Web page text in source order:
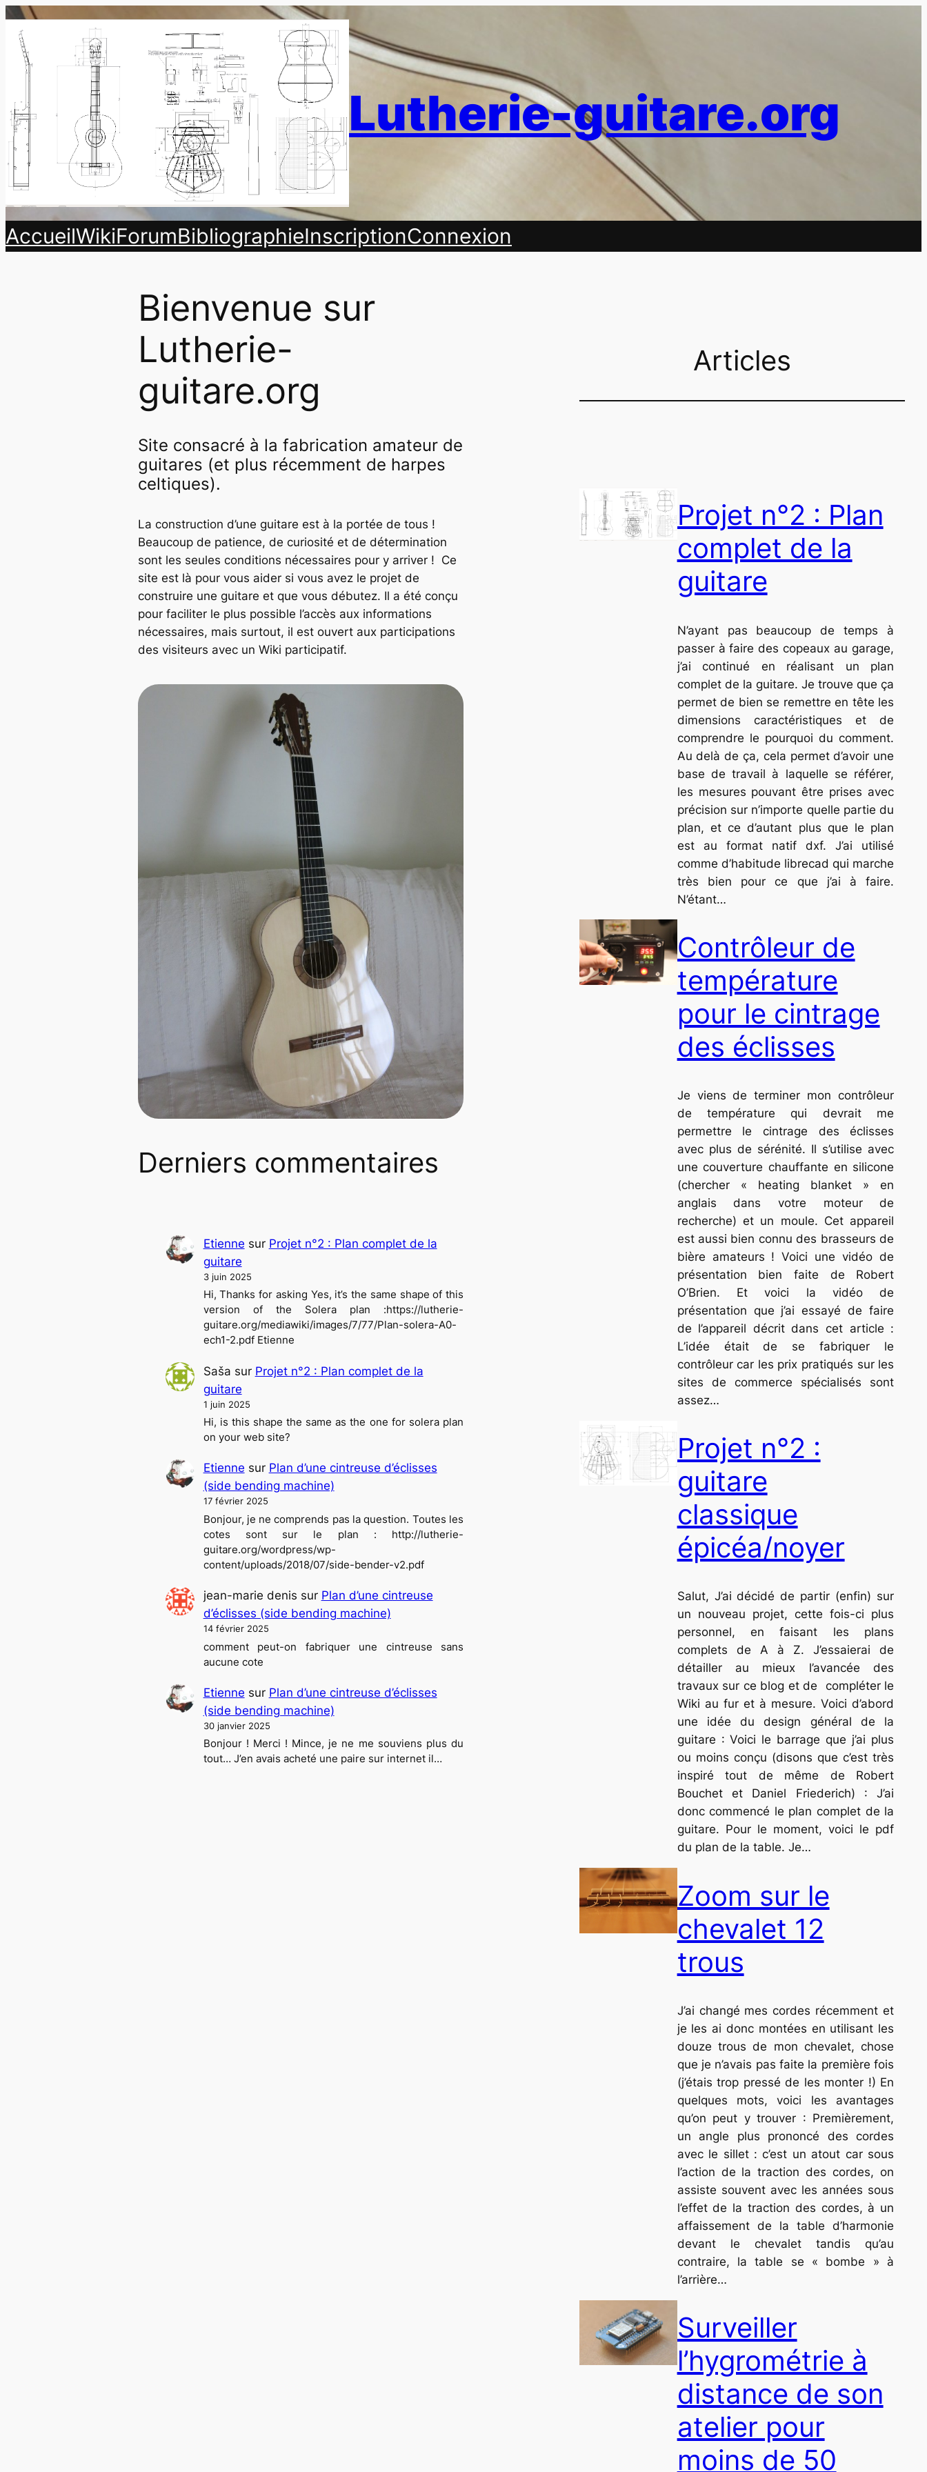
Lutherie-guitare.org
AccueilWikiForumBibliographieInscriptionConnexion
Bienvenue sur
Lutherie-
guitare.org
Site consacré à la fabrication amateur de
guitares (et plus récemment de harpes
celtiques).
La construction d’une guitare est à la portée de tous !
Beaucoup de patience, de curiosité et de détermination
sont les seules conditions nécessaires pour y arriver ! Ce
site est là pour vous aider si vous avez le projet de
construire une guitare et que vous débutez. Il a été conçu
pour faciliter le plus possible l’accès aux informations
nécessaires, mais surtout, il est ouvert aux participations
des visiteurs avec un Wiki participatif.
Derniers commentaires
Etienne sur Projet n°2 : Plan complet de la
guitare
3 juin 2025
Hi, Thanks for asking Yes, it’s the same shape of this
version of the Solera plan :https://lutherie-
guitare.org/mediawiki/images/7/77/Plan-solera-A0-
ech1-2.pdf Etienne
Saša sur Projet n°2 : Plan complet de la
guitare
1 juin 2025
Hi, is this shape the same as the one for solera plan
on your web site?
Etienne sur Plan d’une cintreuse d’éclisses
(side bending machine)
17 février 2025
Bonjour, je ne comprends pas la question. Toutes les
cotes sont sur le plan : http://lutherie-
guitare.org/wordpress/wp-
content/uploads/2018/07/side-bender-v2.pdf
jean-marie denis sur Plan d’une cintreuse
d’éclisses (side bending machine)
14 février 2025
comment peut-on fabriquer une cintreuse sans
aucune cote
Etienne sur Plan d’une cintreuse d’éclisses
(side bending machine)
30 janvier 2025
Bonjour ! Merci ! Mince, je ne me souviens plus du
tout… J’en avais acheté une paire sur internet il…
Articles
Projet n°2 : Plan
complet de la
guitare
N’ayant pas beaucoup de temps à
passer à faire des copeaux au garage,
j’ai continué en réalisant un plan
complet de la guitare. Je trouve que ça
permet de bien se remettre en tête les
dimensions caractéristiques et de
comprendre le pourquoi du comment.
Au delà de ça, cela permet d’avoir une
base de travail à laquelle se référer,
les mesures pouvant être prises avec
précision sur n’importe quelle partie du
plan, et ce d’autant plus que le plan
est au format natif dxf. J’ai utilisé
comme d’habitude librecad qui marche
très bien pour ce que j’ai à faire.
N’étant…
Contrôleur de
température
pour le cintrage
des éclisses
Je viens de terminer mon contrôleur
de température qui devrait me
permettre le cintrage des éclisses
avec plus de sérénité. Il s’utilise avec
une couverture chauffante en silicone
(chercher « heating blanket » en
anglais dans votre moteur de
recherche) et un moule. Cet appareil
est aussi bien connu des brasseurs de
bière amateurs ! Voici une vidéo de
présentation bien faite de Robert
O’Brien. Et voici la vidéo de
présentation que j’ai essayé de faire
de l’appareil décrit dans cet article :
L’idée était de se fabriquer le
contrôleur car les prix pratiqués sur les
sites de commerce spécialisés sont
assez…
Projet n°2 :
guitare
classique
épicéa/noyer
Salut, J’ai décidé de partir (enfin) sur
un nouveau projet, cette fois-ci plus
personnel, en faisant les plans
complets de A à Z. J’essaierai de
détailler au mieux l’avancée des
travaux sur ce blog et de compléter le
Wiki au fur et à mesure. Voici d’abord
une idée du design général de la
guitare : Voici le barrage que j’ai plus
ou moins conçu (disons que c’est très
inspiré tout de même de Robert
Bouchet et Daniel Friederich) : J’ai
donc commencé le plan complet de la
guitare. Pour le moment, voici le pdf
du plan de la table. Je…
Zoom sur le
chevalet 12
trous
J’ai changé mes cordes récemment et
je les ai donc montées en utilisant les
douze trous de mon chevalet, chose
que je n’avais pas faite la première fois
(j’étais trop pressé de les monter !) En
quelques mots, voici les avantages
qu’on peut y trouver : Premièrement,
un angle plus prononcé des cordes
avec le sillet : c’est un atout car sous
l’action de la traction des cordes, on
assiste souvent avec les années sous
l’effet de la traction des cordes, à un
affaissement de la table d’harmonie
devant le chevalet tandis qu’au
contraire, la table se « bombe » à
l’arrière…
Surveiller
l’hygrométrie à
distance de son
atelier pour
moins de 50